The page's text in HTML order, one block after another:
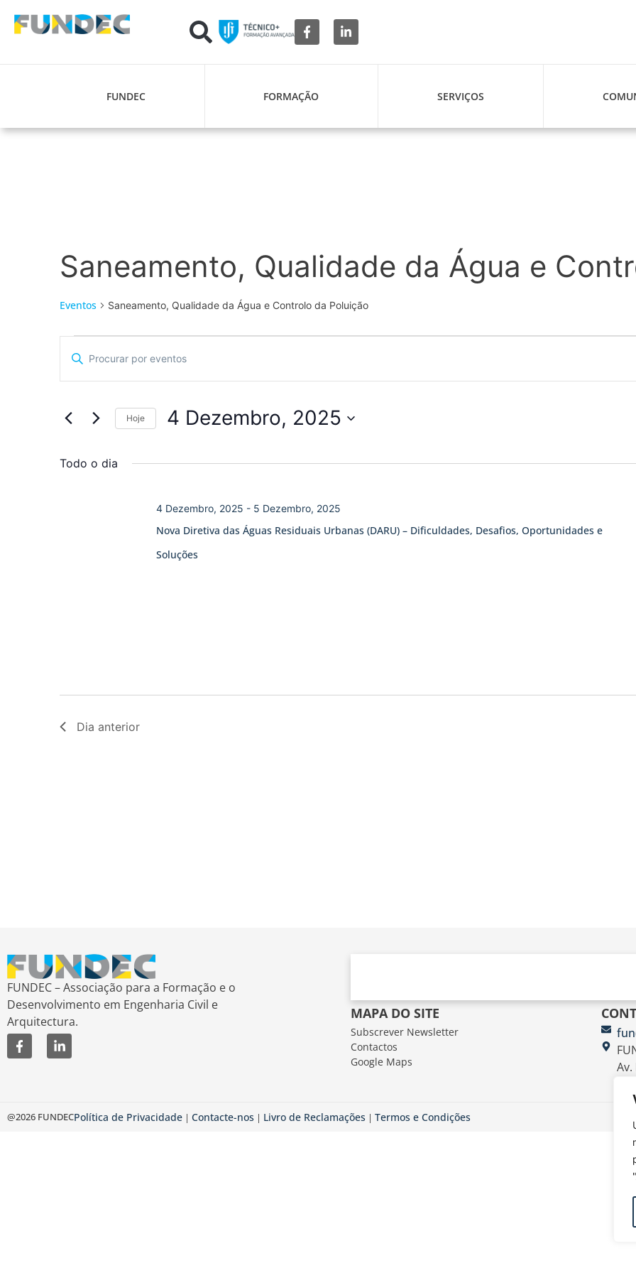
FUNDEC FORMAÇÃO SERVIÇOS
Saneamento, Qualidade da Água e
Eventos Saneamento, Qualidade da Água e Controlo da Poluição
Navegação
de
pesquisa
e
visualização
Digite
chave.
Eventos
Hoje 4 Dezembro, 2025
data.
Todo o dia
Nova Diretiva das Águas Residuais Urbanas (DARU) – Dificuldades, Desafios, Oportunidades e
Soluções
4 Dezembro, 2025 - 5 Dezembro, 2025
Dia anterior
FUNDEC – Associação para a Formação e o
Desenvolvimento em Engenharia Civil e
Arquitectura.
MAPA DO SITE
Subscrever Newsletter
Contactos
Google Maps
@2026 FUNDECPolítica de Privacidade | Contacte-nos | Livro de Reclamações | Termos e Condições